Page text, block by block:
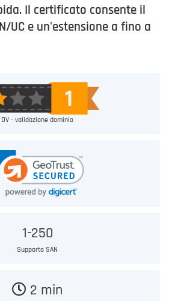
Il certificato consente il
UC e un'estensione a fino a
DV - validazione dominio
1-250
Supporto SAN
2 min